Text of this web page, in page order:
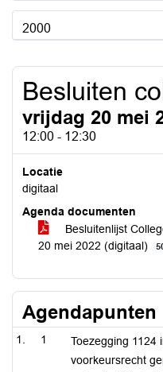
2000
Besluiten
vrijdag 20 mei
12:00 - 12:30
Locatie
digitaal
Agenda documenten
Besluitenlijst
20 mei 2022 (digitaal)
Agendapunten
1
Toezegging 1124
voorkeursrecht